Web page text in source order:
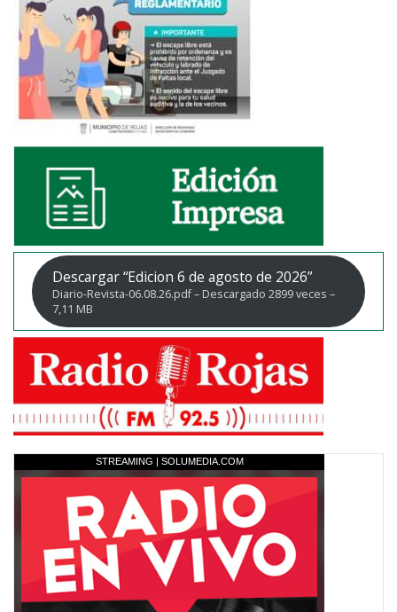
Descargar “Edicion 6 de agosto de 2026”
Diario-Revista-06.08.26.pdf – Descargado 2899 veces –
7,11 MB